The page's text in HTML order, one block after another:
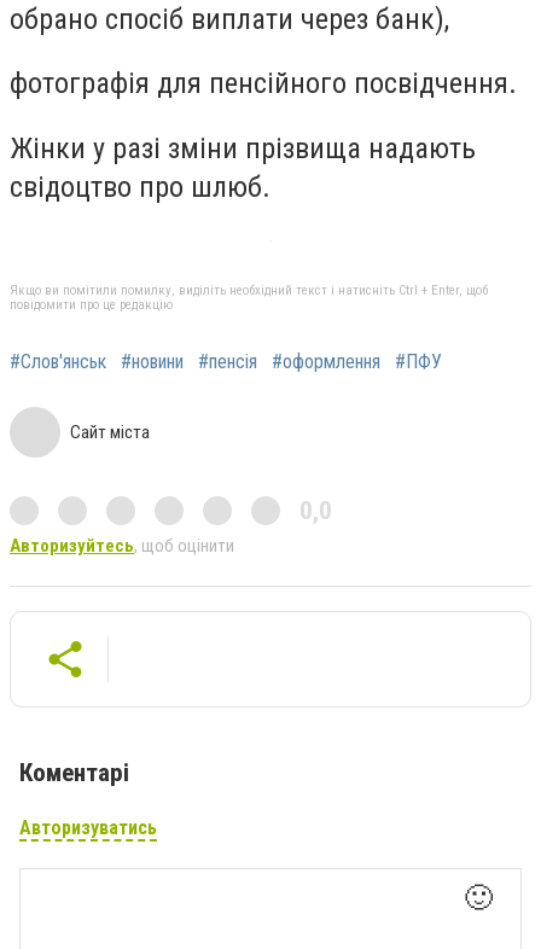
обрано спосіб виплати через банк),
фотографія для пенсійного посвідчення.
Жінки у разі зміни прізвища надають
свідоцтво про шлюб.
Якщо ви помітили помилку, виділіть необхідний текст і натисніть Ctrl + Enter, щоб
повідомити про це редакцію
#Слов'янськ #новини #пенсія #оформлення #ПФУ
Сайт міста
0,0
Авторизуйтесь, щоб оцінити
Коментарі
Авторизуватись
🙂